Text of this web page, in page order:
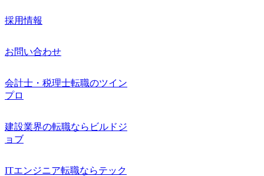
採用情報
お問い合わせ
会計士・税理士転職のツイン
プロ
建設業界の転職ならビルドジ
ョブ
ITエンジニア転職ならテック